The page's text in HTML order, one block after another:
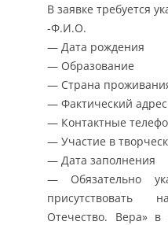
В заявке требуется
-Ф.И.О.
— Дата рождения
— Образование
— Страна
— Фактический адрес
— Контактные
— Участие в
— Дата заполнения
— Обязательно
присутствовать
Отечество. Вера»